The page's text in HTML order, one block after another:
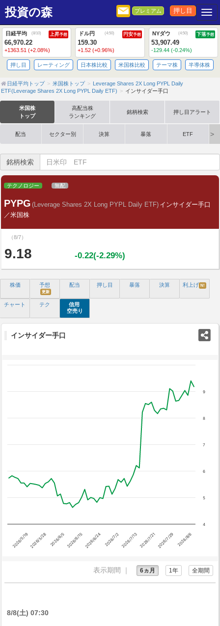
投資の森 プレミアム 押し目
日経平均 (8/10) 上昇予想
66,970.22
+1363.51 (+2.08%)
ドル円 (4:50) 円安予想
159.30
+1.52 (+0.96%)
NYダウ (4:50) 下落予想
53,907.49
-129.44 (-0.24%)
押し目 レーティング 日本株比較 米国株比較 テーマ株 半導体株
日経平均トップ 米国株トップ
Leverage Shares 2X Long PYPL Daily
ETF(Leverage Shares 2X Long PYPL Daily ETF)
インサイダー手口
米国株
トップ
高配当株
ランキング
銘柄検索 押し目アラート
配当 セクター別 決算 暴落 ETF
銘柄検索
テクノロジー 無配
PYPG (Leverage Shares 2X Long PYPL Daily ETF) インサイダー手口
／米国株
（8/7）
9.18 -0.22(-2.29%)
株価 予想
更新
配当 押し目 暴落 決算 利上げ N!
チャート テク
信用
空売り
インサイダー手口
2026/5/192026/5/28 2026/6/5 2026/6/152026/6/24 2026/7/2 2026/7/132026/7/212026/7/29 2026/8/6
4
5
6
7
8
9
表示期間 ｜ 6ヵ月 1年 全期間
8/8(土) 07:30